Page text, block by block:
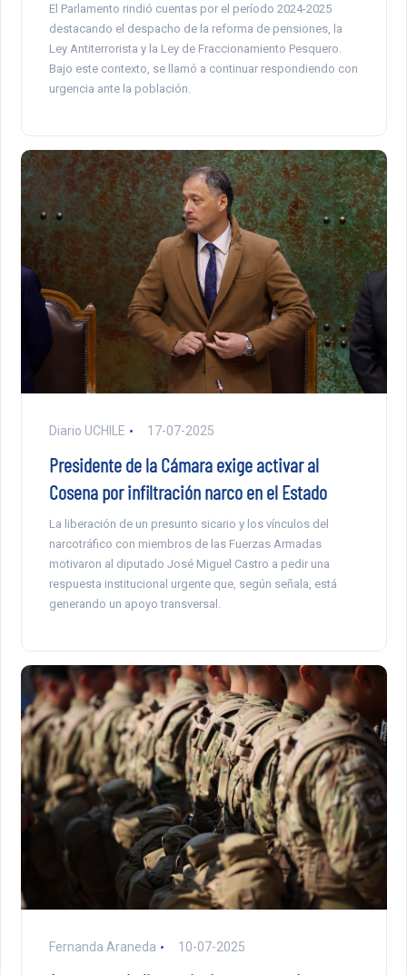
El Parlamento rindió cuentas por el período 2024-2025
destacando el despacho de la reforma de pensiones, la
Ley Antiterrorista y la Ley de Fraccionamiento Pesquero.
Bajo este contexto, se llamó a continuar respondiendo con
urgencia ante la población.
Diario UCHILE 17-07-2025
Presidente de la Cámara exige activar al
Cosena por infiltración narco en el Estado
La liberación de un presunto sicario y los vínculos del
narcotráfico con miembros de las Fuerzas Armadas
motivaron al diputado José Miguel Castro a pedir una
respuesta institucional urgente que, según señala, está
generando un apoyo transversal.
Fernanda Araneda 10-07-2025